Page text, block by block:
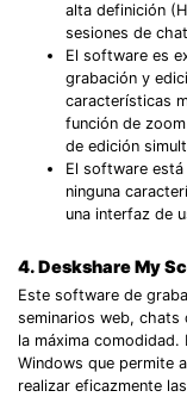
alta definición
sesiones de
El software es
grabación y
características
función de
de edición
El software
ninguna
una interfaz de
4. Deskshare My
Este software de
seminarios web, chats
la máxima
Windows que permite
realizar eficazmente